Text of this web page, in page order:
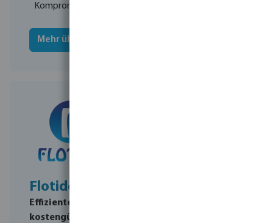
Kompromisse
Flotide
Effiziente und
kostengünstige